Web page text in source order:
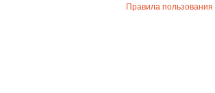
Правила